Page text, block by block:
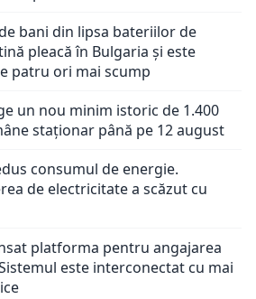
bani din lipsa bateriilor de
pleacă în Bulgaria și este
patru ori mai scump
un nou minim istoric de 1.400
staționar până pe 12 august
consumul de energie.
de electricitate a scăzut cu
platforma pentru angajarea
este interconectat cu mai